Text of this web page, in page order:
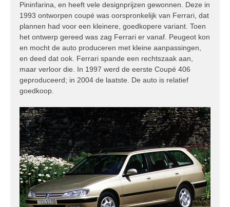
Pininfarina, en heeft vele designprijzen gewonnen. Deze in
1993 ontworpen coupé was oorspronkelijk van Ferrari, dat
plannen had voor een kleinere, goedkopere variant. Toen
het ontwerp gereed was zag Ferrari er vanaf. Peugeot kon
en mocht de auto produceren met kleine aanpassingen,
en deed dat ook. Ferrari spande een rechtszaak aan,
maar verloor die. In 1997 werd de eerste Coupé 406
geproduceerd; in 2004 de laatste. De auto is relatief
goedkoop.